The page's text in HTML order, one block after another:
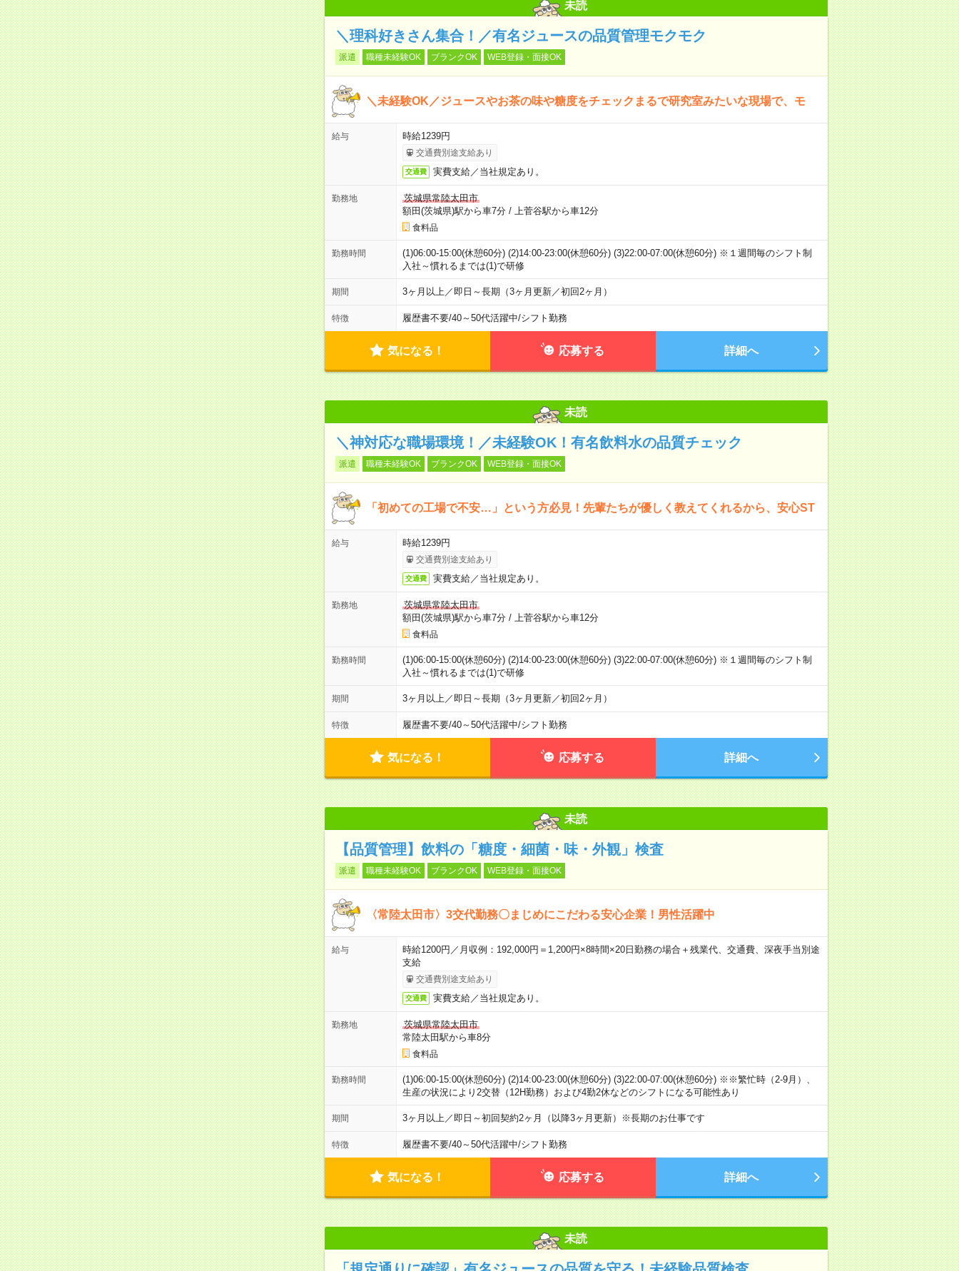
未読
＼理科好きさん集合！／有名ジュースの品質管理モクモク
派遣 職種未経験OK ブランクOK WEB登録・面接OK
＼未経験OK／ジュースやお茶の味や糖度をチェックまるで研究室みたいな現場で、モ
給与 時給1239円
交通費別途支給あり
交通費 実費支給／当社規定あり。
勤務地
茨城県常陸太田市
額田(茨城県)駅から車7分/ 上菅谷駅から車12分
食料品
勤務時間
(1)06:00-15:00(休憩60分) (2)14:00-23:00(休憩60分) (3)22:00-07:00(休憩60分) ※１週間毎のシフト制
入社～慣れるまでは(1)で研修
期間 3ヶ月以上／即日～長期（3ヶ月更新／初回2ヶ月）
特徴 履歴書不要/40～50代活躍中/シフト勤務
気になる！ 応募する 詳細へ
未読
＼神対応な職場環境！／未経験OK！有名飲料水の品質チェック
派遣 職種未経験OK ブランクOK WEB登録・面接OK
「初めての工場で不安…」という方必見！先輩たちが優しく教えてくれるから、安心ST
給与 時給1239円
交通費別途支給あり
交通費 実費支給／当社規定あり。
勤務地
茨城県常陸太田市
額田(茨城県)駅から車7分/ 上菅谷駅から車12分
食料品
勤務時間
(1)06:00-15:00(休憩60分) (2)14:00-23:00(休憩60分) (3)22:00-07:00(休憩60分) ※１週間毎のシフト制
入社～慣れるまでは(1)で研修
期間 3ヶ月以上／即日～長期（3ヶ月更新／初回2ヶ月）
特徴 履歴書不要/40～50代活躍中/シフト勤務
気になる！ 応募する 詳細へ
未読
【品質管理】飲料の「糖度・細菌・味・外観」検査
派遣 職種未経験OK ブランクOK WEB登録・面接OK
〈常陸太田市〉3交代勤務〇まじめにこだわる安心企業！男性活躍中
給与
時給1200円／月収例：192,000円＝1,200円×8時間×20日勤務の場合＋残業代、交通費、深夜手当別途
支給
交通費別途支給あり
交通費 実費支給／当社規定あり。
勤務地
茨城県常陸太田市
常陸太田駅から車8分
食料品
勤務時間
(1)06:00-15:00(休憩60分) (2)14:00-23:00(休憩60分) (3)22:00-07:00(休憩60分) ※※繁忙時（2-9月）、
生産の状況により2交替（12H勤務）および4勤2休などのシフトになる可能性あり
期間 3ヶ月以上／即日～初回契約2ヶ月（以降3ヶ月更新）※長期のお仕事です
特徴 履歴書不要/40～50代活躍中/シフト勤務
気になる！ 応募する 詳細へ
未読